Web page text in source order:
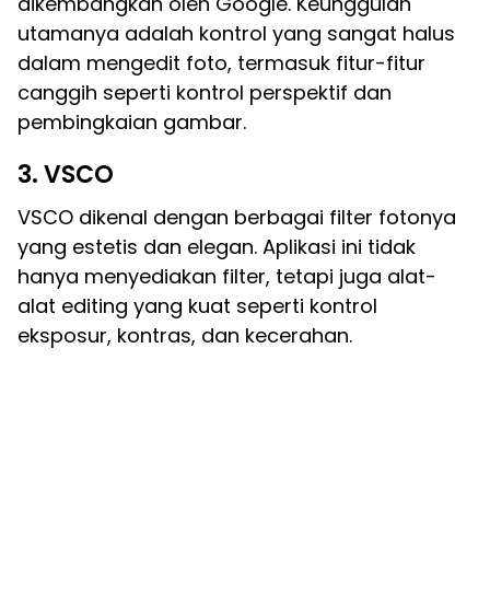
utamanya adalah kontrol yang sangat halus
dalam mengedit foto, termasuk fitur-fitur
canggih seperti kontrol perspektif dan
pembingkaian gambar.
3. VSCO
VSCO dikenal dengan berbagai filter fotonya
yang estetis dan elegan. Aplikasi ini tidak
hanya menyediakan filter, tetapi juga alat-
alat editing yang kuat seperti kontrol
eksposur, kontras, dan kecerahan.